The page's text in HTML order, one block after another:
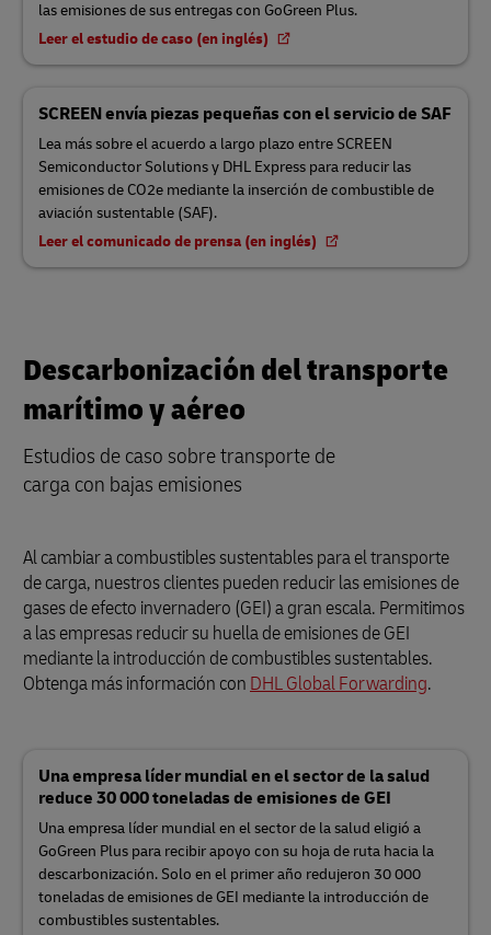
las emisiones de sus entregas con GoGreen Plus.
Leer el estudio de caso (en inglés)
SCREEN envía piezas pequeñas con el servicio de SAF
Lea más sobre el acuerdo a largo plazo entre SCREEN
Semiconductor Solutions y DHL Express para reducir las
emisiones de CO2e mediante la inserción de combustible de
aviación sustentable (SAF).
Leer el comunicado de prensa (en inglés)
Descarbonización del transporte
marítimo y aéreo
Estudios de caso sobre transporte de
carga con bajas emisiones
Al cambiar a combustibles sustentables para el transporte
de carga, nuestros clientes pueden reducir las emisiones de
gases de efecto invernadero (GEI) a gran escala. Permitimos
a las empresas reducir su huella de emisiones de GEI
mediante la introducción de combustibles sustentables.
Obtenga más información con DHL Global Forwarding.
Una empresa líder mundial en el sector de la salud
reduce 30 000 toneladas de emisiones de GEI
Una empresa líder mundial en el sector de la salud eligió a
GoGreen Plus para recibir apoyo con su hoja de ruta hacia la
descarbonización. Solo en el primer año redujeron 30 000
toneladas de emisiones de GEI mediante la introducción de
combustibles sustentables.